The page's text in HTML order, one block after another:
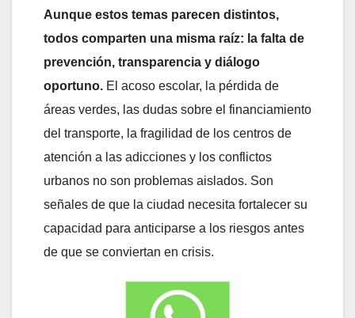
Aunque estos temas parecen distintos,
todos comparten una misma raíz: la falta de
prevención, transparencia y diálogo
oportuno. El acoso escolar, la pérdida de
áreas verdes, las dudas sobre el financiamiento
del transporte, la fragilidad de los centros de
atención a las adicciones y los conflictos
urbanos no son problemas aislados. Son
señales de que la ciudad necesita fortalecer su
capacidad para anticiparse a los riesgos antes
de que se conviertan en crisis.